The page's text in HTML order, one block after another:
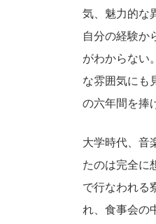
気、魅力的な
自分の経験か
がわからない
な雰囲気にも
の六年間を捧
大学時代、音
たのは完全に
で行なわれる
れ、食事会の